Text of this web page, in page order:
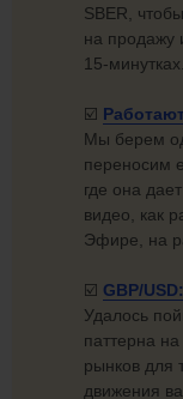
SBER,
на продажу
15-минутках.
☑️
Мы берем
переносим
где она
видео, как
Эфире, на
☑️ GBP/
Удалось
паттерна
рынков для
движения